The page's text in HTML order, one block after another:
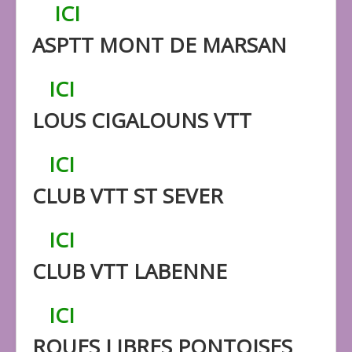
ICI
ASPTT MONT DE MARSAN
ICI
LOUS CIGALOUNS VTT
ICI
CLUB VTT ST SEVER
ICI
CLUB VTT LABENNE
ICI